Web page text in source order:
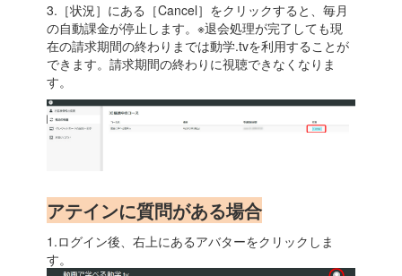
3.［状況］にある［Cancel］をクリックすると、毎月
の自動課金が停止します。※退会処理が完了しても現
在の請求期間の終わりまでは動学.tvを利用することが
できます。請求期間の終わりに視聴できなくなりま
す。
アテインに質問がある場合
1.ログイン後、右上にあるアバターをクリックしま
す。